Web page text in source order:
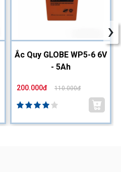
Ắc Quy GLOBE WP5-6 6V
- 5Ah
200.000đ 110.000đ
›